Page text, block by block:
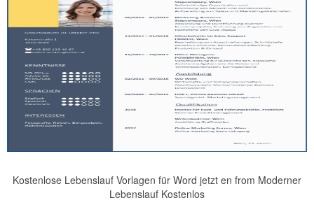
Kostenlose Lebenslauf Vorlagen für Word jetzt en from Moderner
Lebenslauf Kostenlos